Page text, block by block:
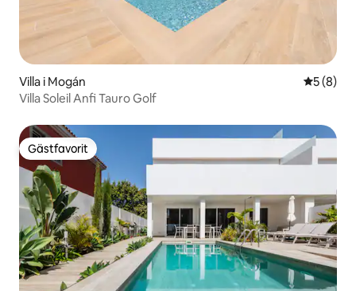
Villa i Mogán 5 av 5 i
5 (8)
Villa Soleil Anfi Tauro Golf
Gästfavorit
Gästfavorit